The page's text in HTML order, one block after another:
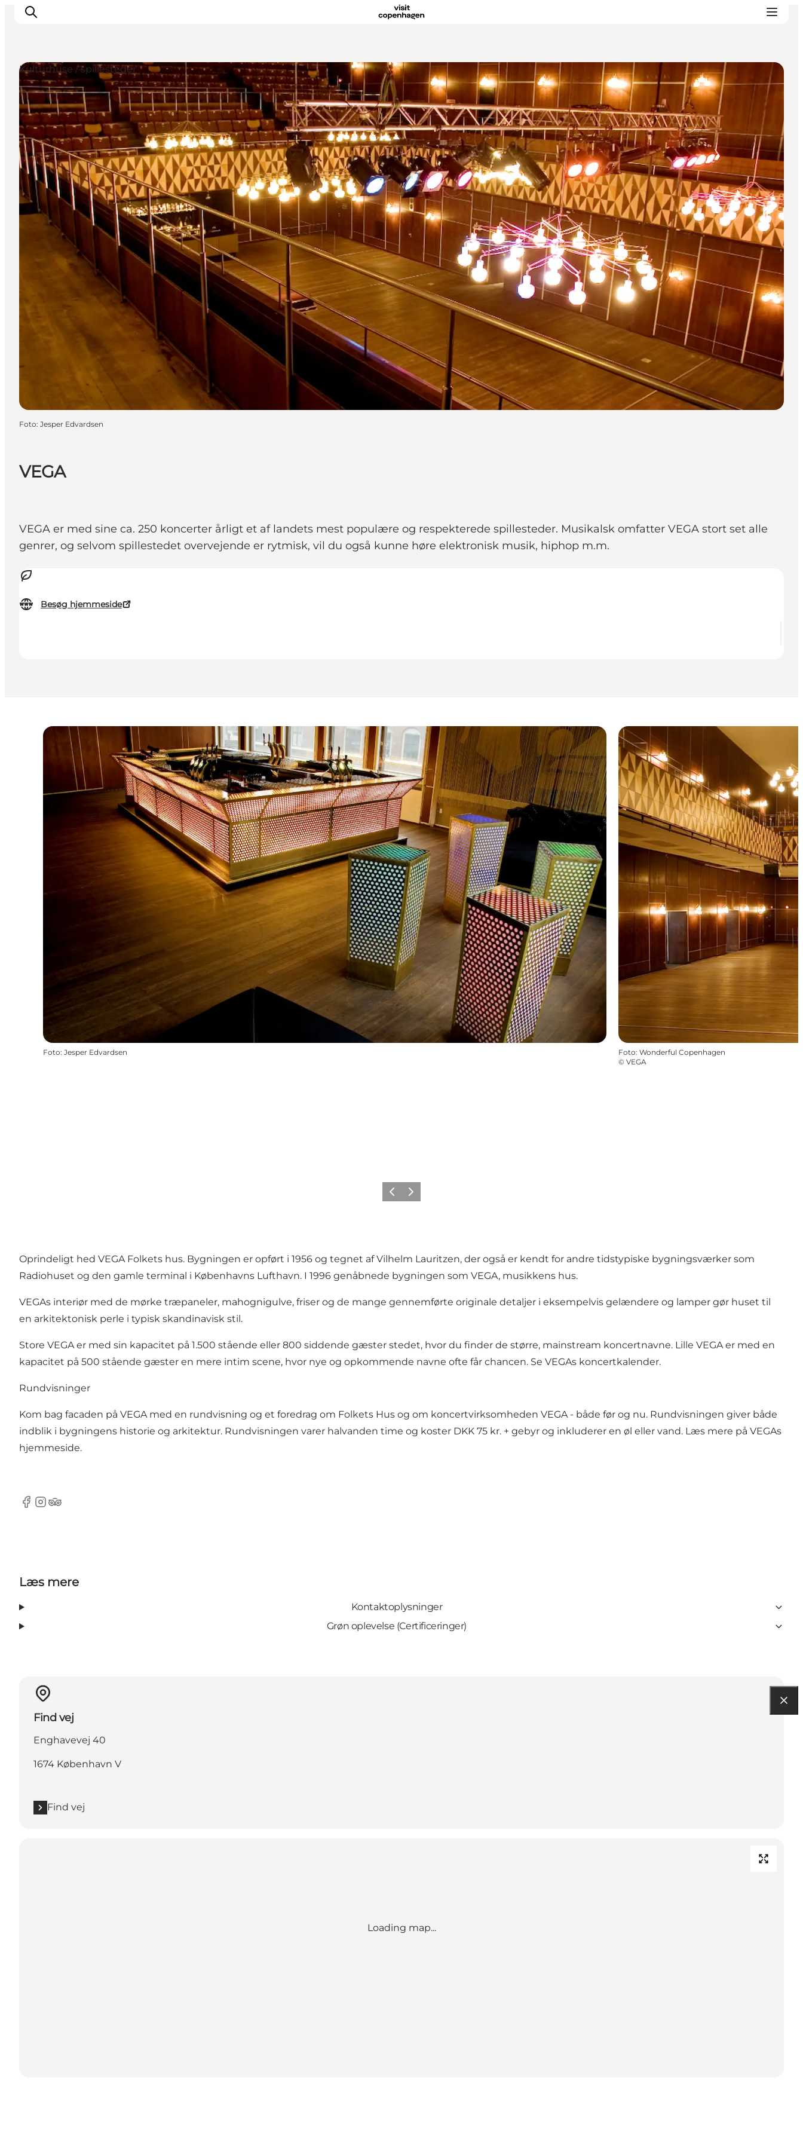
This is Copenhagen
Aktiviteter
Spis & drik
Områder
Planlæg din tur
CopenPay
Copenhagen Card
VEGA
VEGA er med sine ca. 250 koncerter årligt et af landets mest populære og respekterede spillesteder. Musikalsk omfatter VEGA stort set alle
genrer, og selvom spillestedet overvejende er rytmisk, vil du også kunne høre elektronisk musik, hiphop m.m.
Besøg hjemmeside
Kulturhuse / spillesteder
Foto: Jesper Edvardsen
Foto: Jesper Edvardsen Foto: Wonderful Copenhagen
© VEGA
ForrigeNæste
Oprindeligt hed VEGA Folkets hus. Bygningen er opført i 1956 og tegnet af Vilhelm Lauritzen, der også er kendt for andre tidstypiske bygningsværker som
Radiohuset og den gamle terminal i Københavns Lufthavn. I 1996 genåbnede bygningen som VEGA, musikkens hus.
VEGAs interiør med de mørke træpaneler, mahognigulve, friser og de mange gennemførte originale detaljer i eksempelvis gelændere og lamper gør huset til
en arkitektonisk perle i typisk skandinavisk stil.
Store VEGA er med sin kapacitet på 1.500 stående eller 800 siddende gæster stedet, hvor du finder de større, mainstream koncertnavne. Lille VEGA er med en
kapacitet på 500 stående gæster en mere intim scene, hvor nye og opkommende navne ofte får chancen. Se VEGAs koncertkalender.
Rundvisninger
Kom bag facaden på VEGA med en rundvisning og et foredrag om Folkets Hus og om koncertvirksomheden VEGA - både før og nu. Rundvisningen giver både
indblik i bygningens historie og arkitektur. Rundvisningen varer halvanden time og koster DKK 75 kr. + gebyr og inkluderer en øl eller vand. Læs mere på VEGAs
hjemmeside.
Facebook
Instagram
Tripadvisor
Læs mere
Kontaktoplysninger
Grøn oplevelse (Certificeringer)
Find vej
Enghavevej 40
1674 København V
Find vej
Loading map...